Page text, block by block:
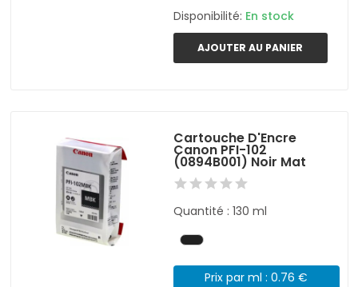
Disponibilité: En stock
AJOUTER AU PANIER
Cartouche D'Encre
Canon PFI-102
(0894B001) Noir Mat
Quantité : 130 ml
Prix par ml : 0.76 €